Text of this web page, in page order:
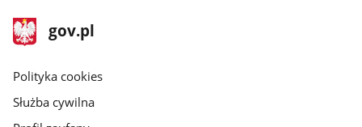
stopka
gov.pl
Strona
gov.pl
gov.pl
Polityka cookies
Służba cywilna